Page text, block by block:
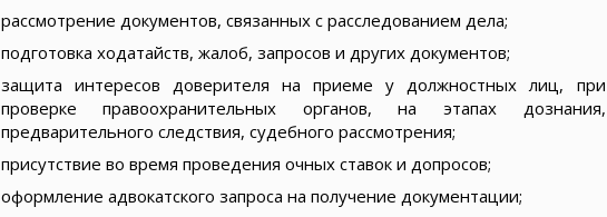
рассмотрение документов, связанных с расследованием дела;
подготовка ходатайств, жалоб, запросов и других документов;
защита интересов доверителя на приеме у должностных лиц, при
проверке правоохранительных органов, на этапах дознания,
предварительного следствия, судебного рассмотрения;
присутствие во время проведения очных ставок и допросов;
оформление адвокатского запроса на получение документации;